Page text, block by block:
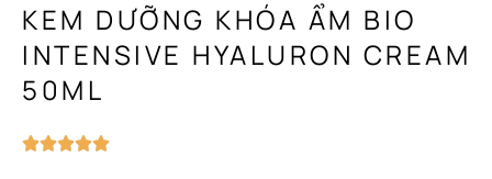
KEM DƯỠNG KHÓA ẨM BIO
INTENSIVE HYALURON CREAM
50ML